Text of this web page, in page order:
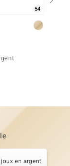
54
en argent